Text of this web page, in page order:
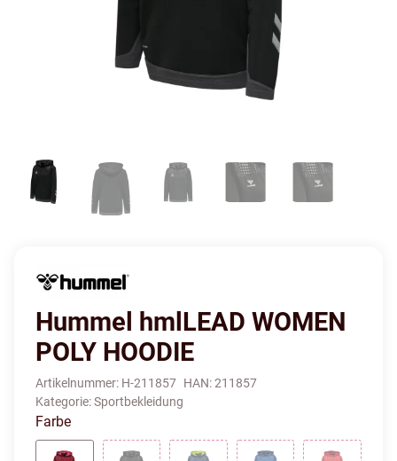
Hummel hmlLEAD WOMEN
POLY HOODIE
Artikelnummer: H-211857 HAN:211857
Kategorie:Sportbekleidung
Farbe